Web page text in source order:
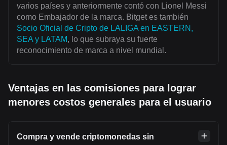
varios países y anteriormente contó con Lionel Messi
como Embajador de la marca. Bitget es también
Socio Oficial de Cripto de LALIGA en EASTERN,
SEA y LATAM, lo que subraya su fuerte
reconocimiento de marca a nivel mundial.
Ventajas en las comisiones para lograr
menores costos generales para el usuario
Compra y vende criptomonedas sin